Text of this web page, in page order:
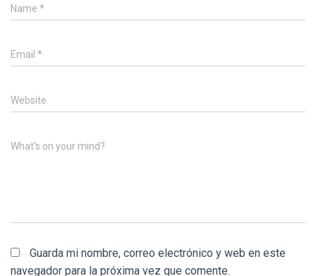
Name *
Email *
Website
What's on your mind?
Guarda mi nombre, correo electrónico y web en este
navegador para la próxima vez que comente.